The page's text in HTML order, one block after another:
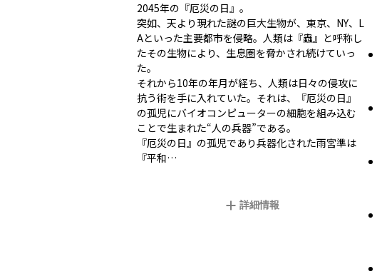
2045年の『厄災の日』――。
突如、天より現れた謎の巨大生物が、東京、NY、L
Aといった主要都市を侵略。人類は『蟲』と呼称し
たその生物により、生息圏を脅かされ続けていっ
た――。
それから10年の年月が経ち、人類は日々の侵攻に
抗う術を手に入れていた。それは、『厄災の日』
の孤児にバイオコンピューターの細胞を組み込む
ことで生まれた“人の兵器”である。
『厄災の日』の孤児であり兵器化された雨宮準は
『平和…
詳細情報